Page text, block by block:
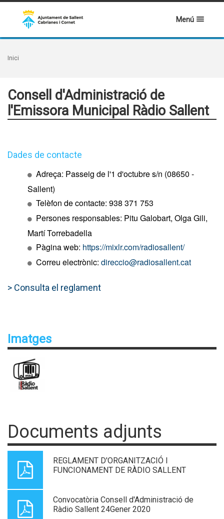
Menú
Inici
Consell d'Administració de
l'Emissora Municipal Ràdio Sallent
Dades de contacte
Adreça: Passeig de l'1 d'octubre s/n (08650 -
Sallent)
Telèfon de contacte: 938 371 753
Persones responsables: Pitu Galobart, Olga Gili,
Martí Torrebadella
Pàgina web: https://mixlr.com/radiosallent/
Correu electrònic: direccio@radiosallent.cat
> Consulta el reglament
Imatges
Documents adjunts
REGLAMENT D'ORGANITZACIÓ I
FUNCIONAMENT DE RÀDIO SALLENT
Convocatòria Consell d'Administració de
Ràdio Sallent 24Gener 2020